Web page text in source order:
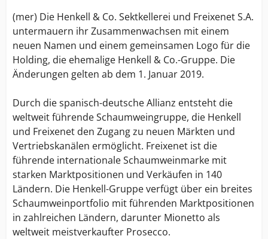
(mer) Die Henkell & Co. Sektkellerei und Freixenet S.A.
untermauern ihr Zusammenwachsen mit einem
neuen Namen und einem gemeinsamen Logo für die
Holding, die ehemalige Henkell & Co.-Gruppe. Die
Änderungen gelten ab dem 1. Januar 2019.
Durch die spanisch-deutsche Allianz entsteht die
weltweit führende Schaumweingruppe, die Henkell
und Freixenet den Zugang zu neuen Märkten und
Vertriebskanälen ermöglicht. Freixenet ist die
führende internationale Schaumweinmarke mit
starken Marktpositionen und Verkäufen in 140
Ländern. Die Henkell-Gruppe verfügt über ein breites
Schaumweinportfolio mit führenden Marktpositionen
in zahlreichen Ländern, darunter Mionetto als
weltweit meistverkaufter Prosecco.